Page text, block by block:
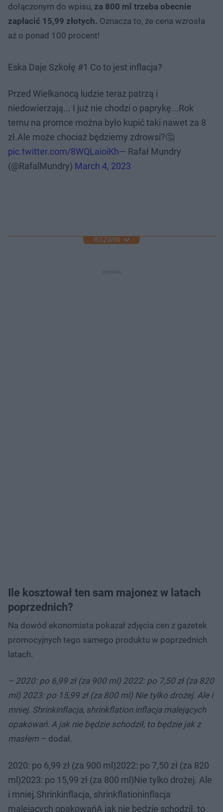
dołączonym do wpisu, za 800 ml trzeba obecnie
zapłacić 15,99 złotych. Oznacza to, że cena wzrosła
aż o ponad 100 procent!
Eska Daje Szkołę #1 Co to jest inflacja?
Przed Wielkanocą ludzie teraz patrzą i
niedowierzają... I już nie chodzi o paprykę...Rok
temu na promce można było kupić taki nawet za 8
zł.Ale może chociaż będziemy zdrowsi?🤔
pic.twitter.com/8WQLaioiKh— Rafał Mundry
(@RafalMundry) March 4, 2023
ROZWIŃ
Ile kosztował ten sam majonez w latach
poprzednich?
Na dowód ekonomista pokazał zdjęcia cen z gazetek
promocyjnych tego samego produktu w poprzednich
latach.
– 2020: po 6,99 zł (za 900 ml) 2022: po 7,50 zł (za 820
ml) 2023: po 15,99 zł (za 800 ml) Nie tylko drożej. Ale i
mniej. Shrinkinflacja, shrinkflation inflacja malejących
opakowań. A jak nie będzie schodził, to będzie jak z
masłem – dodał.
2020: po 6,99 zł (za 900 ml)2022: po 7,50 zł (za 820
ml)2023: po 15,99 zł (za 800 ml)Nie tylko drożej. Ale
i mniej.Shrinkinflacja, shrinkflationinflacja
malejących opakowańA jak nie będzie schodził, to